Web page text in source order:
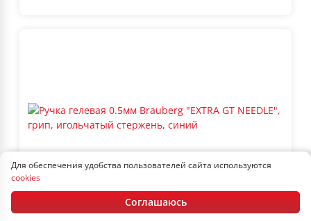
Ручка гелевая 0.5мм Brauberg "EXTRA GT NEEDLE", грип,
Для обеспечения удобства пользователей сайта используются
cookies
Соглашаюсь